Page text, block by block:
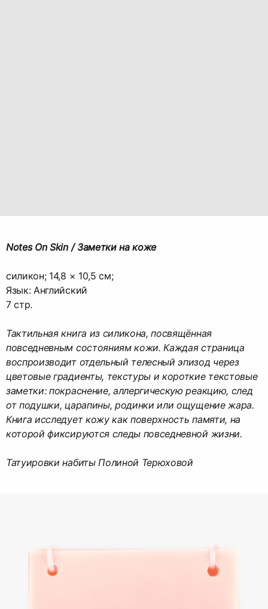
Notes On Skin / Заметки на коже
силикон; 14,8 × 10,5 см;
Язык: Английский
7 cтр.
Тактильная книга из силикона, посвящённая
повседневным состояниям кожи. Каждая страница
воспроизводит отдельный телесный эпизод через
цветовые градиенты, текстуры и короткие текстовые
заметки: покраснение, аллергическую реакцию, след
от подушки, царапины, родинки или ощущение жара.
Книга исследует кожу как поверхность памяти, на
которой фиксируются следы повседневной жизни.
Татуировки набиты Полиной Терюховой